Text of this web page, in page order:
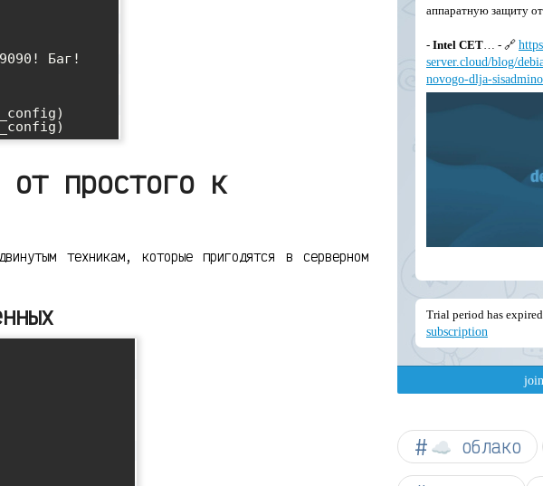
Баг!
от простого к
техникам, которые пригодятся в серверном
☁︎ облако